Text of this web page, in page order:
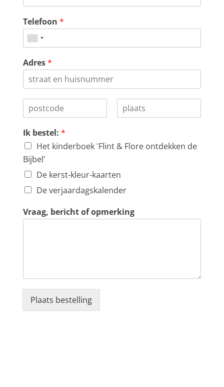
Telefoon *
Adres*
Ik bestel: *
Het kinderboek 'Flint & Flore ontdekken de
Bijbel'
De kerst-kleur-kaarten
De verjaardagskalender
Vraag, bericht of opmerking
Plaats bestelling